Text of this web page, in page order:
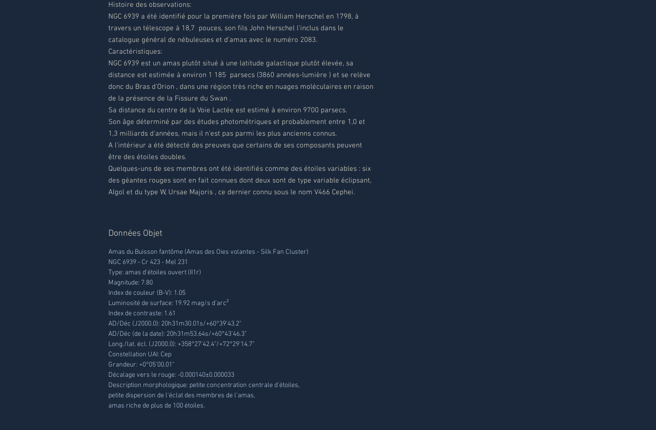
Histoire des observations:
NGC 6939 a été identifié pour la première fois par William Herschel en 1798, à
travers un télescope à 18,7 pouces, son fils John Herschel l'inclus dans le
catalogue général de nébuleuses et d'amas avec le numéro 2083.
Caractéristiques:
NGC 6939 est un amas plutôt situé à une latitude galactique plutôt élevée, sa
distance est estimée à environ 1 185 parsecs (3860 années-lumière ) et se relève
donc du Bras d'Orion , dans une région très riche en nuages ​​moléculaires en raison
de la présence de la Fissure du Swan .
Sa distance du centre de la Voie Lactée est estimé à environ 9700 parsecs.
Son âge déterminé par des études photométriques et probablement entre 1,0 et
1,3 milliards d'années, mais il n'est pas parmi les plus ancienns connus.
A l'intérieur a été détecté des preuves que certains de ses composants peuvent
être des étoiles doubles.
Quelques-uns de ses membres ont été identifiés comme des étoiles variables : six
des géantes rouges sont en fait connues dont deux sont de type variable éclipsant,
Algol et du type W, Ursae Majoris , ce dernier connu sous le nom V466 Cephei.
Données Objet
Amas du Buisson fantôme (Amas des Oies volantes - Silk Fan Cluster)
NGC 6939 - Cr 423 - Mel 231
Type: amas d'étoiles ouvert (II1r)
Magnitude: 7.80
Index de couleur (B-V): 1.05
Luminosité de surface: 19.92 mag/s d'arc²
Index de contraste: 1.61
AD/Déc (J2000.0): 20h31m30.01s/+60°39'43.2"
AD/Déc (de la date): 20h31m53.64s/+60°43'46.3"
Long./lat. écl. (J2000.0): +358°27'42.4"/+72°29'14.7"
Constellation UAI: Cep
Grandeur: +0°05'00.01"
Décalage vers le rouge: -0.000140±0.000033
Description morphologique: petite concentration centrale d'étoiles,
petite dispersion de l'éclat des membres de l'amas,
amas riche de plus de 100 étoiles.